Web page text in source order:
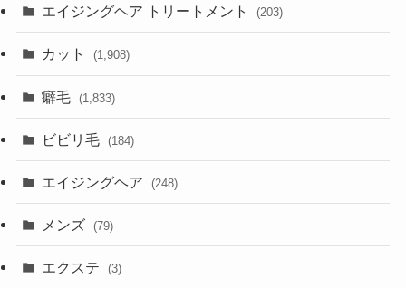
エイジングヘア トリートメント (203)
カット (1,908)
癖毛 (1,833)
ビビリ毛 (184)
エイジングヘア (248)
メンズ (79)
エクステ (3)